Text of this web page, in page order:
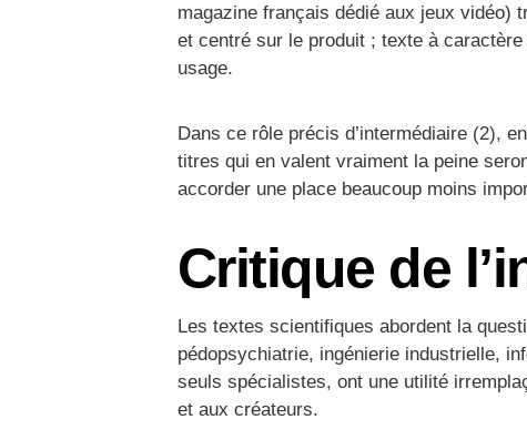
magazine français dédié aux jeux vidéo)
et centré sur le produit ; texte à
usage.
Dans ce rôle précis d’intermédiaire (2),
titres qui en valent vraiment la peine
accorder une place beaucoup moins
Critique de
Les textes scientifiques abordent la
pédopsychiatrie, ingénierie industrielle,
seuls spécialistes, ont une utilité
et aux créateurs.